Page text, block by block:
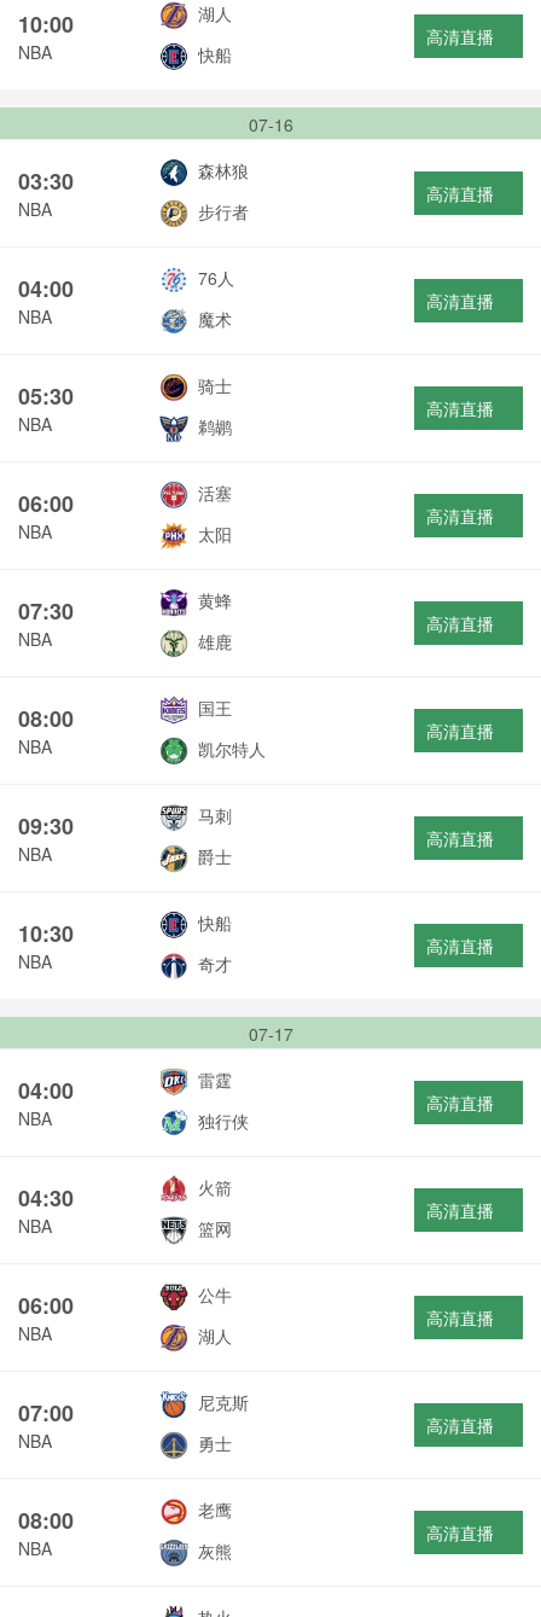
10:00
NBA
湖人
快船
高清直播
07-16
03:30
NBA
森林狼
步行者
高清直播
04:00
NBA
76人
魔术
高清直播
05:30
NBA
骑士
鹈鹕
高清直播
06:00
NBA
活塞
太阳
高清直播
07:30
NBA
黄蜂
雄鹿
高清直播
08:00
NBA
国王
凯尔特人
高清直播
09:30
NBA
马刺
爵士
高清直播
10:30
NBA
快船
奇才
高清直播
07-17
04:00
NBA
雷霆
独行侠
高清直播
04:30
NBA
火箭
篮网
高清直播
06:00
NBA
公牛
湖人
高清直播
07:00
NBA
尼克斯
勇士
高清直播
08:00
NBA
老鹰
灰熊
高清直播